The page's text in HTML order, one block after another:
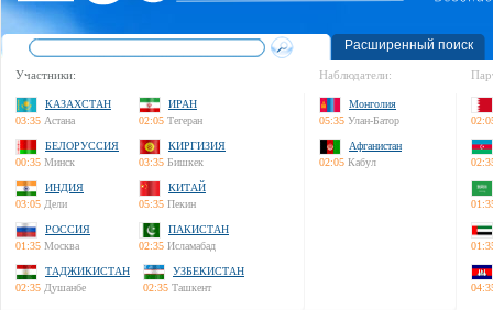
Расширенный поиск
Участники:
КАЗАХСТАН
03:35 Астана
ИРАН
02:05 Тегеран
БЕЛОРУССИЯ
00:35 Минск
КИРГИЗИЯ
03:35 Бишкек
ИНДИЯ
03:05 Дели
КИТАЙ
05:35 Пекин
РОССИЯ
01:35 Москва
ПАКИСТАН
02:35 Исламабад
ТАДЖИКИСТАН
02:35 Душанбе
УЗБЕКИСТАН
02:35 Ташкент
Наблюдатели:
Монголия
05:35 Улан-Батор
Афганистан
02:05 Кабул